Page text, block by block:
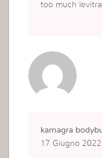
too much
kamagra
17 Giugno